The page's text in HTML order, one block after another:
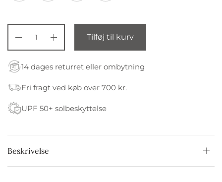
Tilføj til kurv
14 dages returret eller ombytning
Fri fragt ved køb over 700 kr.
UPF 50+ solbeskyttelse
Beskrivelse